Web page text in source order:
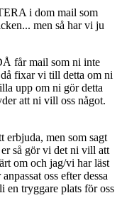
i dom mail som
men så har vi ju
får mail som ni inte
fixar vi till detta om ni
upp om ni gör detta
att ni vill oss något.
erbjuda, men som sagt
så gör vi det ni vill att
om och jag/vi har läst
oss efter dessa
en tryggare plats för oss